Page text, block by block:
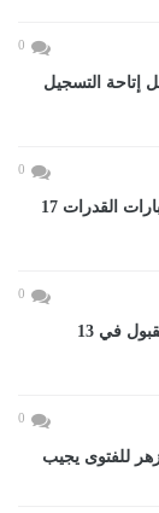
0
يواصل إتاحة التسجيل
0
تنسيق الجامعات 2026.. إتاحة التسجيل لاختبارات القدرات 17
0
تنسيق الثانوى العام 2027.. اعرف درجات القبول في 13
0
للفتوى يجيب